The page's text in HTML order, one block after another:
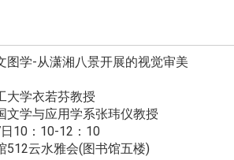
图学-从潇湘八景开展的视觉审美
大学衣若芬教授
文学与应用学系张玮仪教授
10：10-12：10
512云水雅会(图书馆五楼)